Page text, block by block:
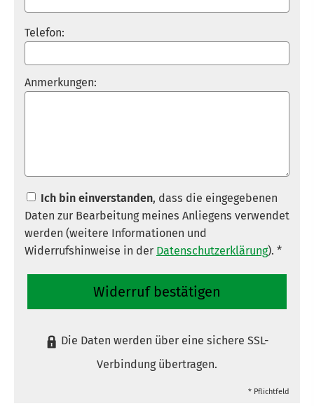
Telefon:
Anmerkungen:
Ich bin einverstanden, dass die eingegebenen
Daten zur Bearbeitung meines Anliegens verwendet
werden (weitere Informationen und
Widerrufshinweise in der Datenschutzerklärung). *
Widerruf bestätigen
Die Daten werden über eine sichere SSL-
Verbindung übertragen.
* Pflichtfeld